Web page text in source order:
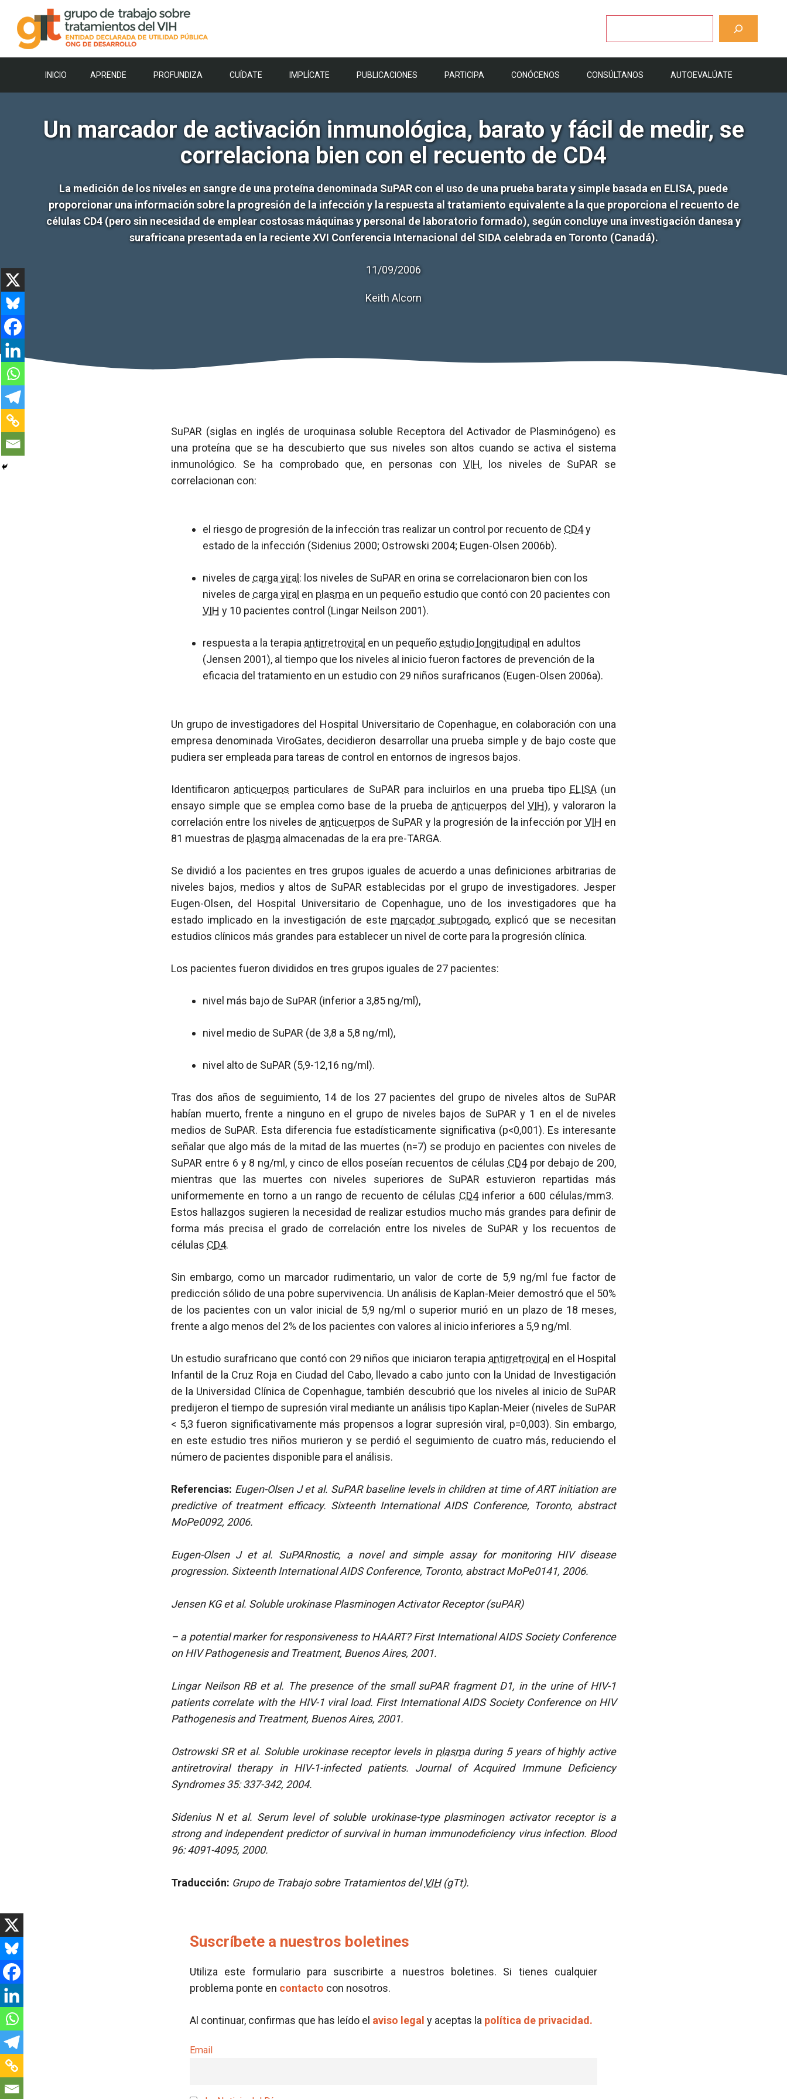
contenido
INICIO APRENDE PROFUNDIZA CUÍDATE IMPLÍCATE PUBLICACIONES PARTICIPA CONÓCENOS CONSÚLTANOS AUTOEVALÚATE
Un marcador de activación inmunológica, barato y fácil de medir, se
correlaciona bien con el recuento de CD4
La medición de los niveles en sangre de una proteína denominada SuPAR con el uso de una prueba barata y simple basada en ELISA, puede
proporcionar una información sobre la progresión de la infección y la respuesta al tratamiento equivalente a la que proporciona el recuento de
células CD4 (pero sin necesidad de emplear costosas máquinas y personal de laboratorio formado), según concluye una investigación danesa y
surafricana presentada en la reciente XVI Conferencia Internacional del SIDA celebrada en Toronto (Canadá).
11/09/2006
Keith Alcorn
SuPAR (siglas en inglés de uroquinasa soluble Receptora del Activador de Plasminógeno) es
una proteína que se ha descubierto que sus niveles son altos cuando se activa el sistema
inmunológico. Se ha comprobado que, en personas con VIH, los niveles de SuPAR se
correlacionan con:
el riesgo de progresión de la infección tras realizar un control por recuento de CD4y
estado de la infección (Sidenius 2000; Ostrowski 2004; Eugen-Olsen 2006b).
niveles de carga viral : los niveles de SuPAR en orina se correlacionaron bien con los
niveles de carga viral en plasma en un pequeño estudio que contó con 20 pacientes con
VIH y 10 pacientes control (Lingar Neilson 2001).
respuesta a la terapia antirretroviral en un pequeño estudio longitudinal en adultos
(Jensen 2001), al tiempo que los niveles al inicio fueron factores de prevención de la
eficacia del tratamiento en un estudio con 29 niños surafricanos (Eugen-Olsen 2006a).
Un grupo de investigadores del Hospital Universitario de Copenhague, en colaboración con una
empresa denominada ViroGates, decidieron desarrollar una prueba simple y de bajo coste que
pudiera ser empleada para tareas de control en entornos de ingresos bajos.
Identificaron anticuerpos particulares de SuPAR para incluirlos en una prueba tipo ELISA(un
ensayo simple que se emplea como base de la prueba de anticuerpos delVIH), y valoraron la
correlación entre los niveles de anticuerpos de SuPAR y la progresión de la infección por VIH en
81 muestras de plasma almacenadas de la era pre-TARGA.
Se dividió a los pacientes en tres grupos iguales de acuerdo a unas definiciones arbitrarias de
niveles bajos, medios y altos de SuPAR establecidas por el grupo de investigadores. Jesper
Eugen-Olsen, del Hospital Universitario de Copenhague, uno de los investigadores que ha
estado implicado en la investigación de este marcador subrogado, explicó que se necesitan
estudios clínicos más grandes para establecer un nivel de corte para la progresión clínica.
Los pacientes fueron divididos en tres grupos iguales de 27 pacientes:
nivel más bajo de SuPAR (inferior a 3,85 ng/ml),
nivel medio de SuPAR (de 3,8 a 5,8 ng/ml),
nivel alto de SuPAR (5,9-12,16 ng/ml).
Tras dos años de seguimiento, 14 de los 27 pacientes del grupo de niveles altos de SuPAR
habían muerto, frente a ninguno en el grupo de niveles bajos de SuPAR y 1 en el de niveles
medios de SuPAR. Esta diferencia fue estadísticamente significativa (p<0,001). Es interesante
señalar que algo más de la mitad de las muertes (n=7) se produjo en pacientes con niveles de
SuPAR entre 6 y 8 ng/ml, y cinco de ellos poseían recuentos de células CD4por debajo de 200,
mientras que las muertes con niveles superiores de SuPAR estuvieron repartidas más
uniformemente en torno a un rango de recuento de células CD4inferior a 600 células/mm3.
Estos hallazgos sugieren la necesidad de realizar estudios mucho más grandes para definir de
forma más precisa el grado de correlación entre los niveles de SuPAR y los recuentos de
células CD4.
Sin embargo, como un marcador rudimentario, un valor de corte de 5,9 ng/ml fue factor de
predicción sólido de una pobre supervivencia. Un análisis de Kaplan-Meier demostró que el 50%
de los pacientes con un valor inicial de 5,9 ng/ml o superior murió en un plazo de 18 meses,
frente a algo menos del 2% de los pacientes con valores al inicio inferiores a 5,9 ng/ml.
Un estudio surafricano que contó con 29 niños que iniciaron terapia antirretroviral en el Hospital
Infantil de la Cruz Roja en Ciudad del Cabo, llevado a cabo junto con la Unidad de Investigación
de la Universidad Clínica de Copenhague, también descubrió que los niveles al inicio de SuPAR
predijeron el tiempo de supresión viral mediante un análisis tipo Kaplan-Meier (niveles de SuPAR
< 5,3 fueron significativamente más propensos a lograr supresión viral, p=0,003). Sin embargo,
en este estudio tres niños murieron y se perdió el seguimiento de cuatro más, reduciendo el
número de pacientes disponible para el análisis.
Referencias: Eugen-Olsen J et al. SuPAR baseline levels in children at time of ART initiation are
predictive of treatment efficacy. Sixteenth International AIDS Conference, Toronto, abstract
MoPe0092, 2006.
Eugen-Olsen J et al. SuPARnostic, a novel and simple assay for monitoring HIV disease
progression. Sixteenth International AIDS Conference, Toronto, abstract MoPe0141, 2006.
Jensen KG et al. Soluble urokinase Plasminogen Activator Receptor (suPAR)
– a potential marker for responsiveness to HAART? First International AIDS Society Conference
on HIV Pathogenesis and Treatment, Buenos Aires, 2001.
Lingar Neilson RB et al. The presence of the small suPAR fragment D1, in the urine of HIV-1
patients correlate with the HIV-1 viral load. First International AIDS Society Conference on HIV
Pathogenesis and Treatment, Buenos Aires, 2001.
Ostrowski SR et al. Soluble urokinase receptor levels in plasmaduring 5 years of highly active
antiretroviral therapy in HIV-1-infected patients. Journal of Acquired Immune Deficiency
Syndromes 35: 337-342, 2004.
Sidenius N et al. Serum level of soluble urokinase-type plasminogen activator receptor is a
strong and independent predictor of survival in human immunodeficiency virus infection. Blood
96: 4091-4095, 2000.
Traducción: Grupo de Trabajo sobre Tratamientos delVIH(gTt).
Suscríbete a nuestros boletines
Utiliza este formulario para suscribirte a nuestros boletines. Si tienes cualquier
problema ponte en contacto con nosotros.
Al continuar, confirmas que has leído el aviso legal y aceptas la política de privacidad.
Email